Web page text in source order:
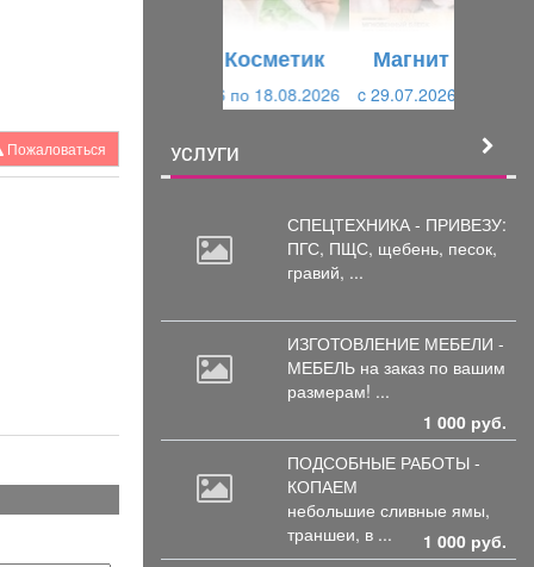
Пожаловаться
Магнит Косметик
c 29.07.2026 по 25.08.2026
УСЛУГИ
СПЕЦТЕХНИКА - ПРИВЕЗУ:
ПГС, ПЩС, щебень, песок,
гравий, ...
ИЗГОТОВЛЕНИЕ МЕБЕЛИ -
МЕБЕЛЬ на заказ по вашим
размерам! ...
1 000 руб.
ПОДСОБНЫЕ РАБОТЫ -
КОПАЕМ
небольшие сливные ямы,
траншеи, в ...
1 000 руб.